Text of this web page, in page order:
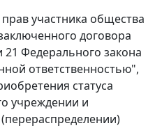
участника общества
договора
21 Федерального закона
ответственностью",
статуса
учреждении и